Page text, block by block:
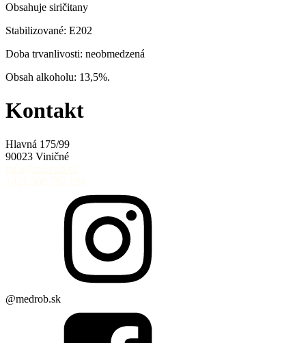
Obsahuje siričitany
Stabilizované: E202
Doba trvanlivosti: neobmedzená
Obsah alkoholu: 13,5%.
Kontakt
Hlavná 175/99
90023 Viničné
@medrob.sk